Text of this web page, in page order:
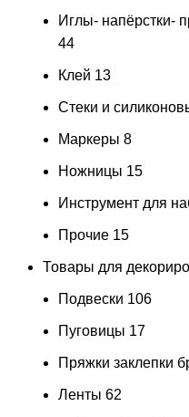
Иглы- напёрстки-
44
Клей 13
Стеки и
Маркеры 8
Ножницы 15
Инструмент для
Прочие 15
Товары для
Подвески 106
Пуговицы 17
Пряжки заклепки
Ленты 62